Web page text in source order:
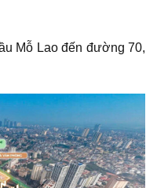
Mỗ Lao đến đường 70,